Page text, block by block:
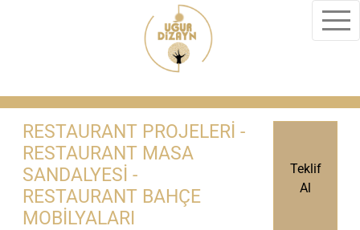
RESTAURANT PROJELERİ -
RESTAURANT MASA
SANDALYESİ -
RESTAURANT BAHÇE
MOBİLYALARI
Teklif
Al